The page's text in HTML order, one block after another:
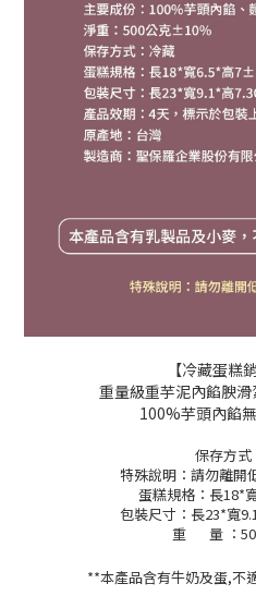
【冷藏蛋糕
重量級重芋泥內餡腴
100%芋頭內餡
保存方式
特殊說明：請勿離
蛋糕規格：長18*
包裝尺寸：長23*寬
重 量 ：
**本產品含有牛奶及蛋,不